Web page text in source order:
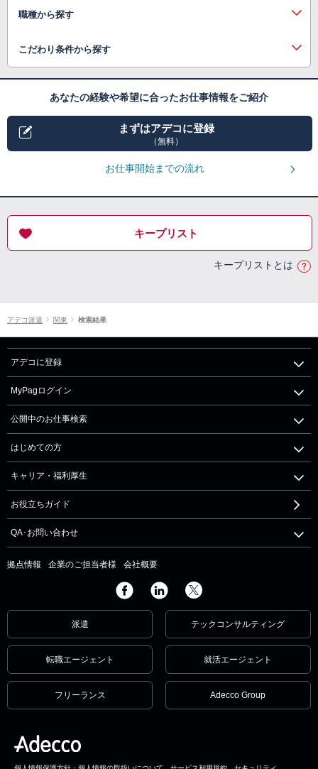
職種から探す
こだわり条件から探す
あなたの経験や希望に合ったお仕事情報をご紹介
まずはアデコに登録
（無料）
お仕事開始までの流れ
キープリスト
キープリストとは
アデコ派遣 関東 検索結果
アデコに登録
MyPagログイン
公開中のお仕事検索
はじめての方
キャリア・福利厚生
お役立ちガイド
QA･お問い合わせ
拠点情報 企業のご担当者様 会社概要
派遣 テックコンサルティング
転職エージェント 就活エージェント
フリーランス Adecco Group